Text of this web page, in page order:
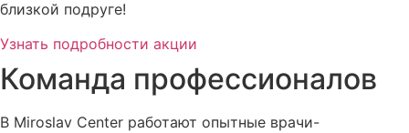
близкой подруге!
Узнать подробности акции
Команда профессионалов
В Miroslav Сenter работают опытные врачи-